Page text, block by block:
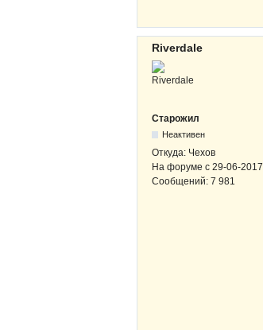
Riverdale
Старожил
Неактивен
Откуда: Чехов
На форуме с 29-06-2017
Сообщений: 7 981